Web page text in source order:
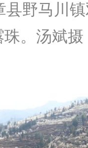
县野马川
。汤斌摄